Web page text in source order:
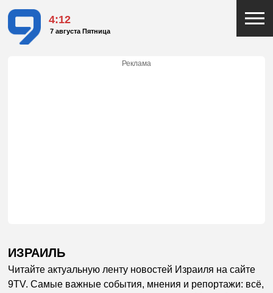
4:12
7 августа Пятница
Реклама
ИЗРАИЛЬ
Читайте актуальную ленту новостей Израиля на сайте
9TV. Самые важные события, мнения и репортажи: всё,